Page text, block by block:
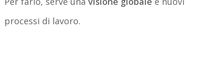
processi di lavoro.